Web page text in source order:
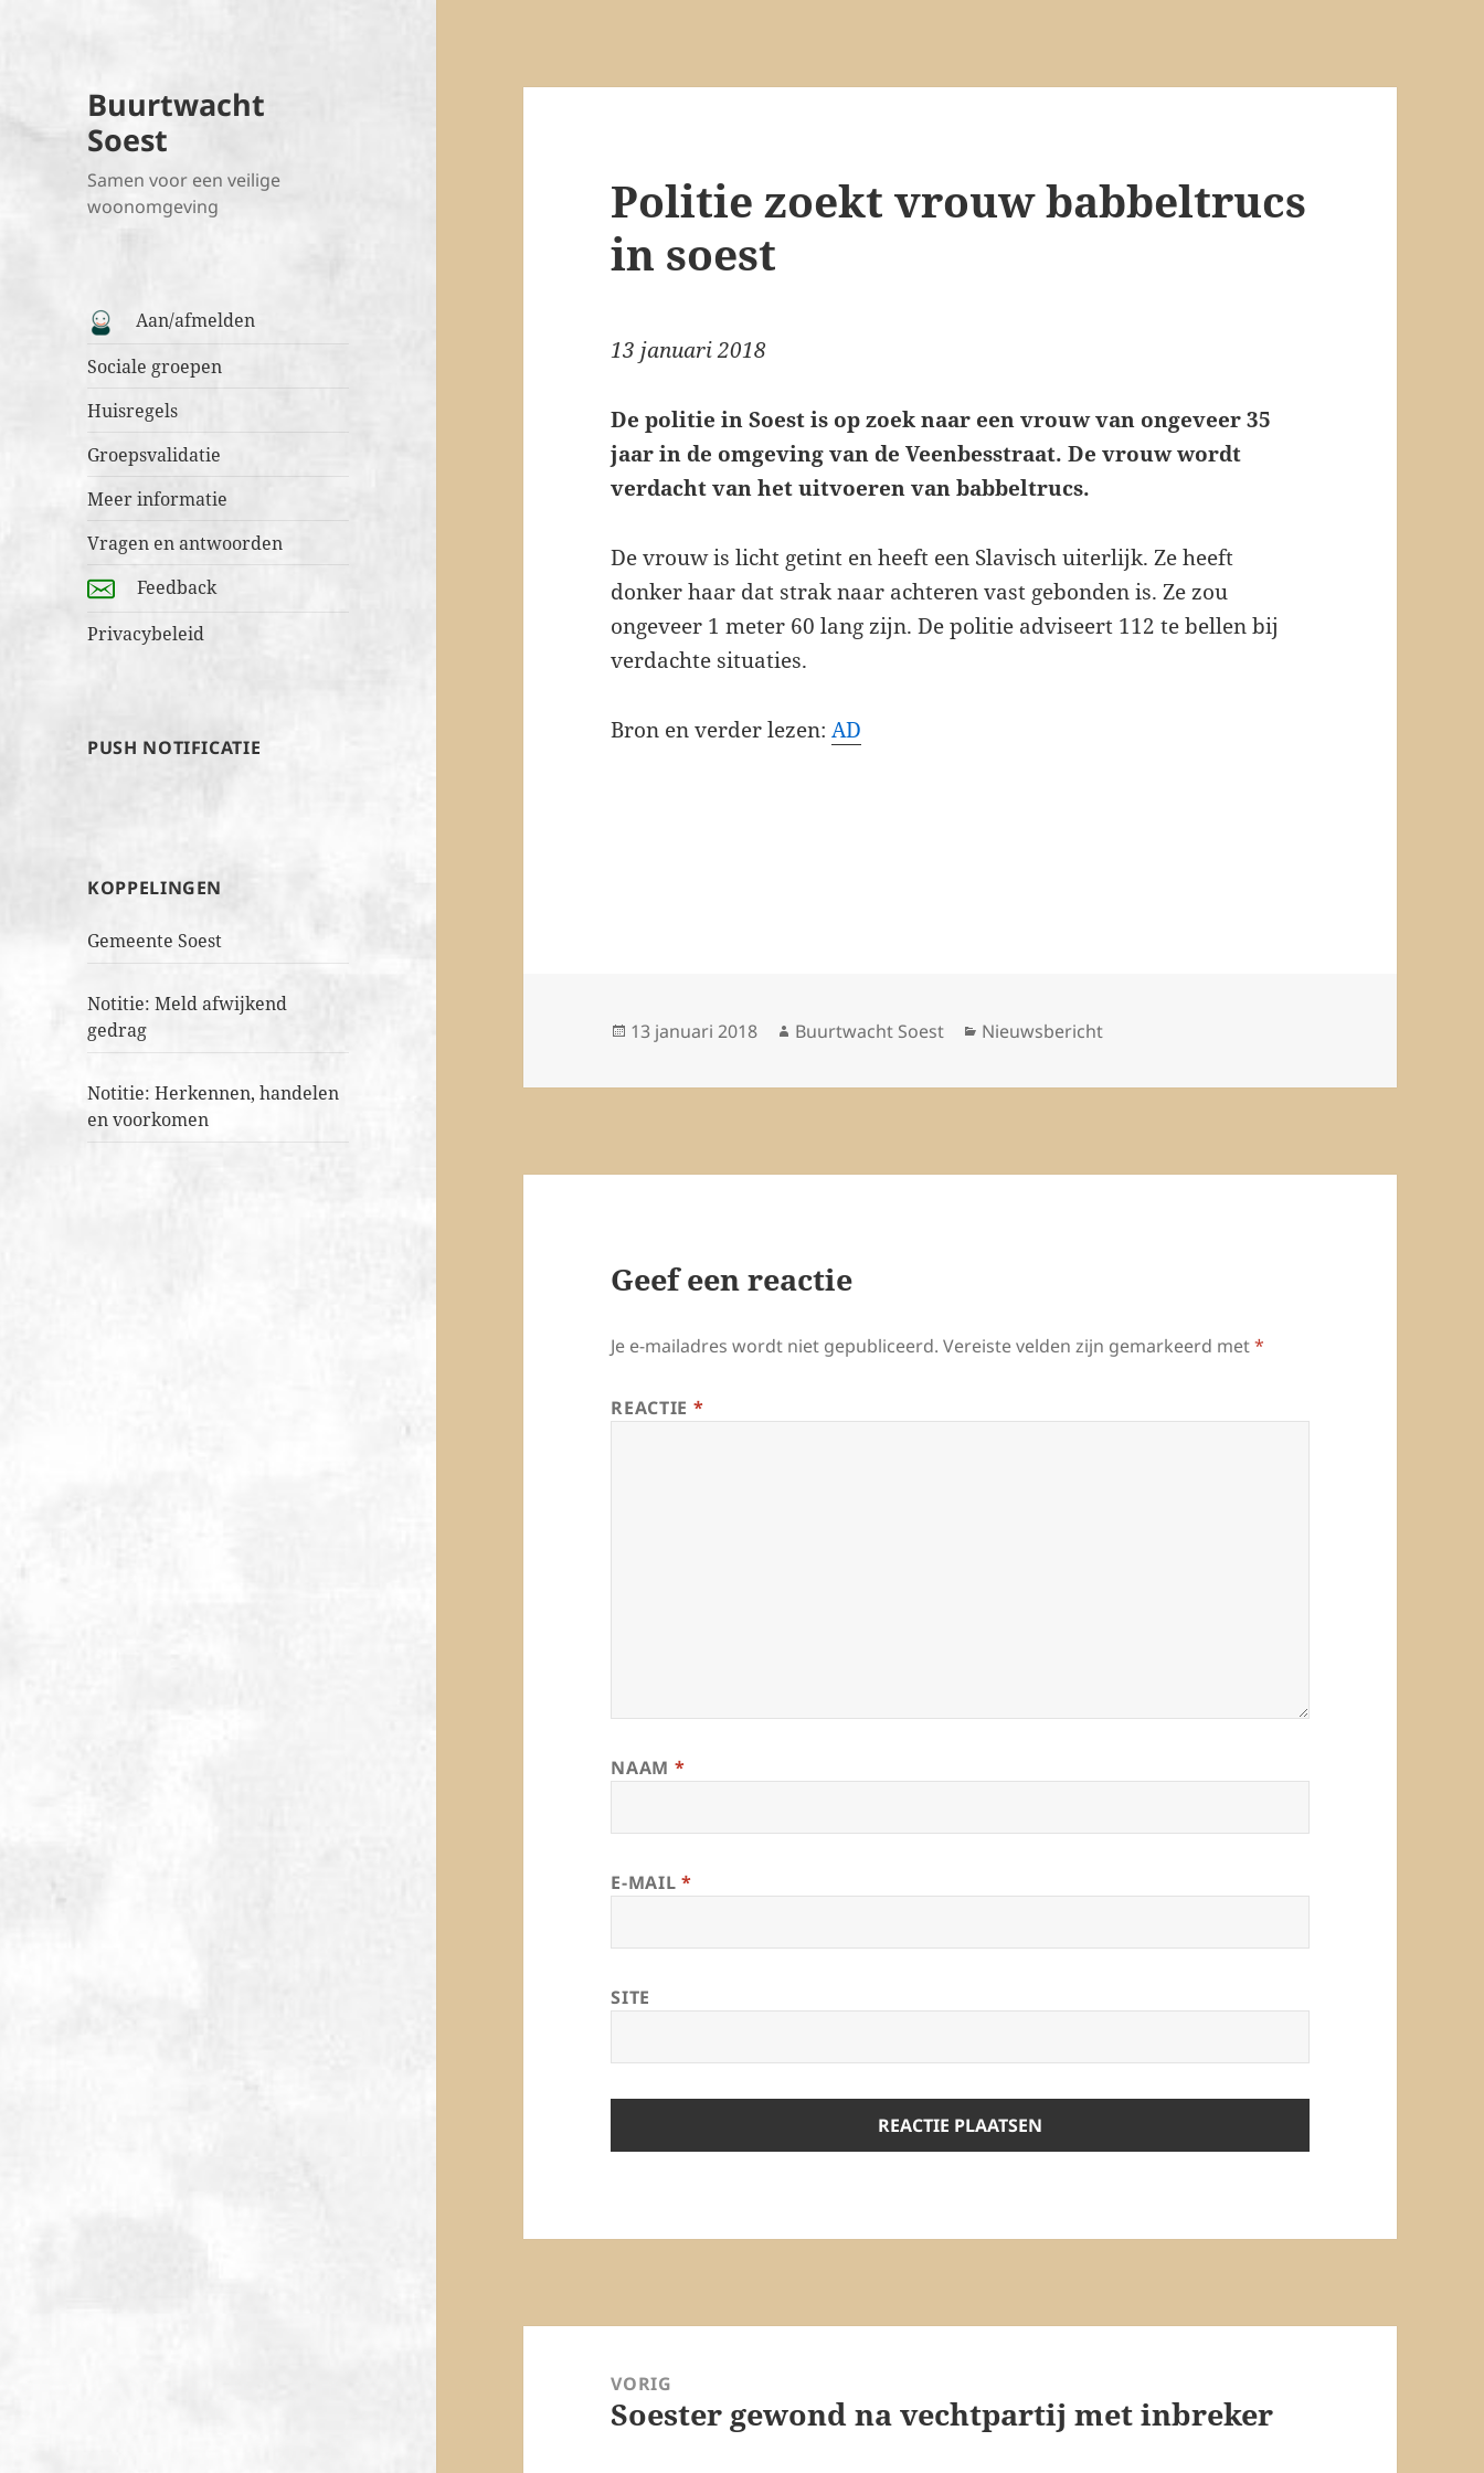
Buurtwacht
Soest
Samen voor een veilige
woonomgeving
Aan/afmelden
Sociale groepen
Huisregels
Groepsvalidatie
Meer informatie
Vragen en antwoorden
Feedback
Privacybeleid
PUSH NOTIFICATIE
KOPPELINGEN
Gemeente Soest
Notitie: Meld afwijkend
gedrag
Notitie: Herkennen, handelen
en voorkomen
Politie zoekt vrouw babbeltrucs
in soest
13 januari 2018
De politie in Soest is op zoek naar een vrouw van ongeveer 35
jaar in de omgeving van de Veenbesstraat. De vrouw wordt
verdacht van het uitvoeren van babbeltrucs.
De vrouw is licht getint en heeft een Slavisch uiterlijk. Ze heeft
donker haar dat strak naar achteren vast gebonden is. Ze zou
ongeveer 1 meter 60 lang zijn. De politie adviseert 112 te bellen bij
verdachte situaties.
Bron en verder lezen:AD
Geplaatst
13 januari 2018 Auteur
Buurtwacht Soest Categorieën
Nieuwsbericht
Geef een reactie
Je e-mailadres wordt niet gepubliceerd. Vereiste velden zijn gemarkeerd met*
REACTIE *
NAAM *
E-MAIL *
SITE
navigatieVORIG
Vorig
Soester gewond na vechtpartij met inbreker